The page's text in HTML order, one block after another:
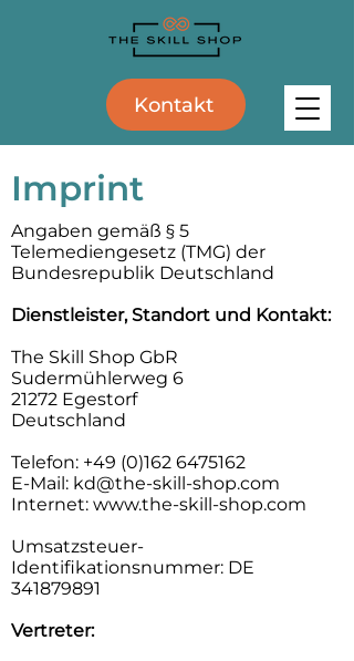
Kontakt
Imprint
Angaben gemäß § 5
Telemediengesetz (TMG) der
Bundesrepublik Deutschland
Dienstleister, Standort und Kontakt:
The Skill Shop GbR
Sudermühlerweg 6
21272 Egestorf
Deutschland
Telefon: +49 (0)162 6475162
E-Mail: kd@the-skill-shop.com
Internet: www.the-skill-shop.com
Umsatzsteuer-
Identifikationsnummer: DE
341879891
Vertreter: